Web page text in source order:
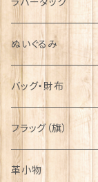
ぬいぐるみ
バッグ・財布
フラッグ（旗）
革小物